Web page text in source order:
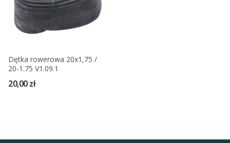
Dętka rowerowa 20x1,75 /
20-1.75 V1.09.1
20,00 zł